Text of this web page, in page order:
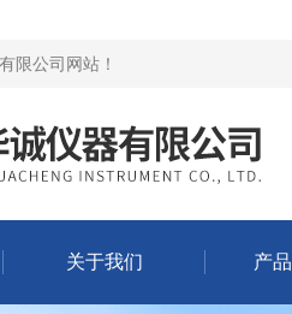
限公司网站 ！
关于我们 产